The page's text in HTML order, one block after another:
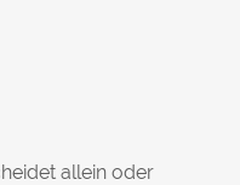
allein oder